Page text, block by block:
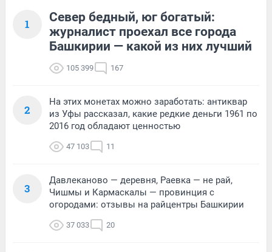
1
Север бедный, юг богатый:
журналист проехал все города
Башкирии — какой из них лучший
105 399 167
2
На этих монетах можно заработать: антиквар
из Уфы рассказал, какие редкие деньги 1961 по
2016 год обладают ценностью
47 103 11
3
Давлеканово — деревня, Раевка — не рай,
Чишмы и Кармаскалы — провинция с
огородами: отзывы на райцентры Башкирии
37 033 20